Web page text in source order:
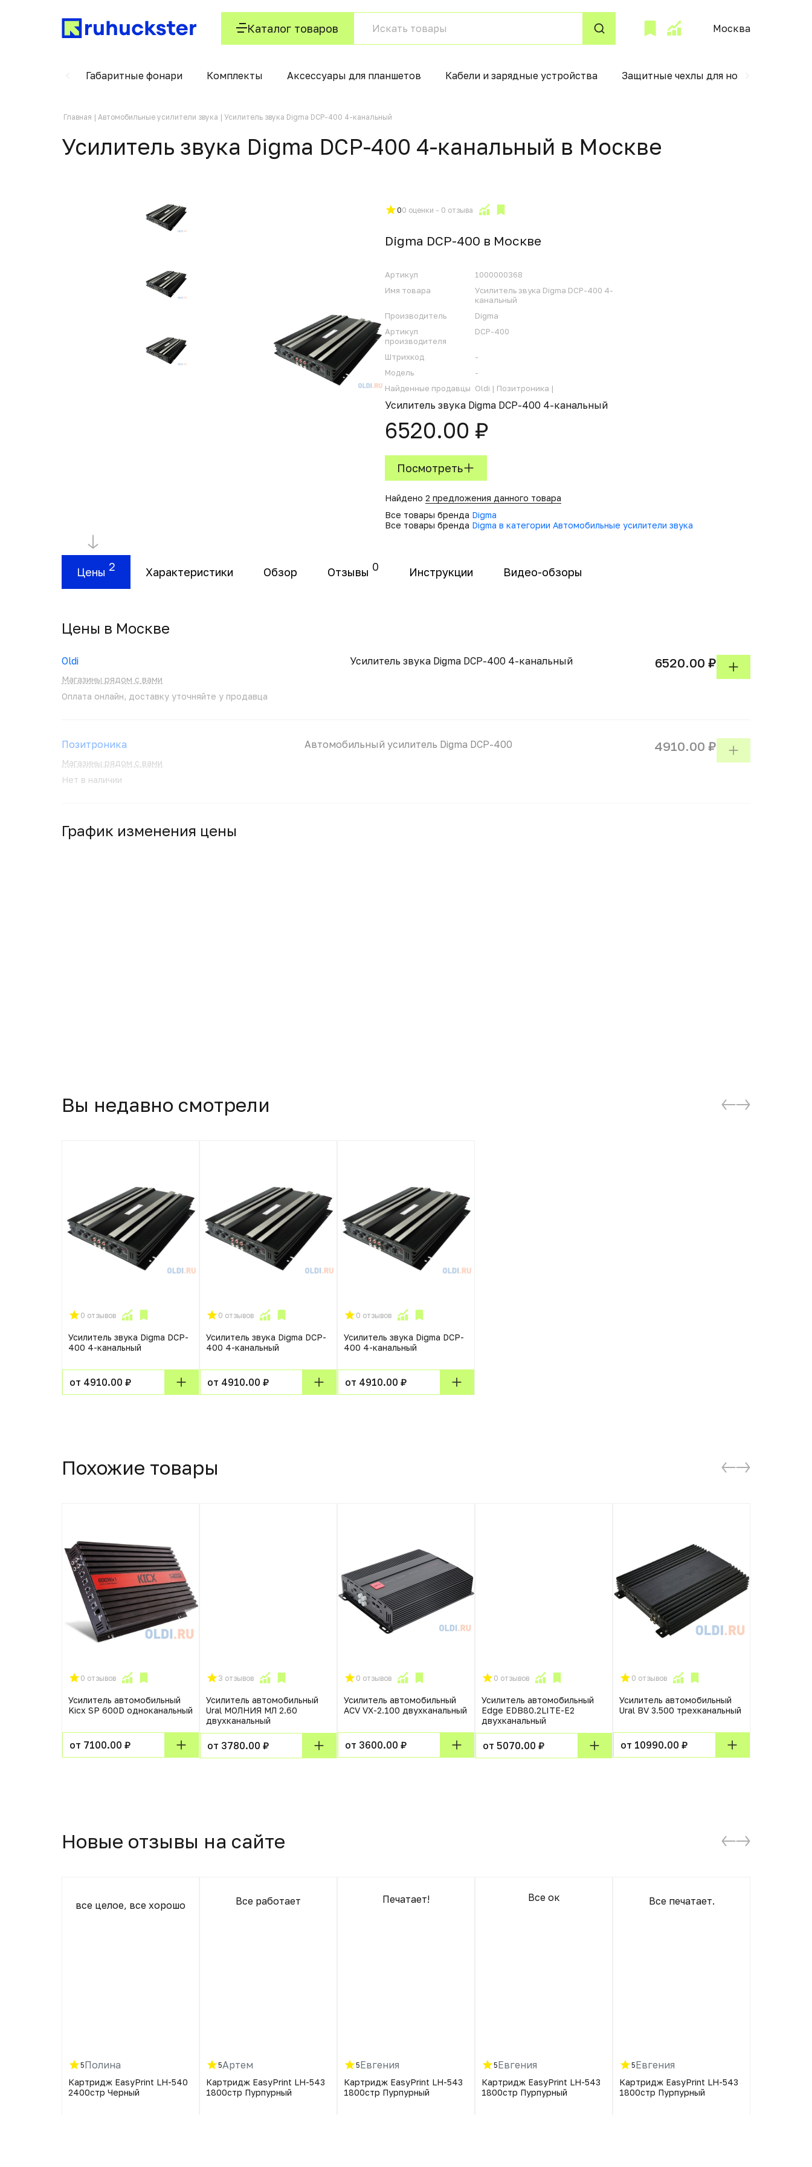
Каталог товаров Москва
Габаритные фонари Комплекты Аксессуары для планшетов Кабели и зарядные устройства Защитные чехлы для ножей
Главная Автомобильные усилители звука Усилитель звука Digma DCP-400 4-канальный
Усилитель звука Digma DCP-400 4-канальный в Москвe
00 оценки - 0 отзыва
Digma DCP-400 в Москвe
Артикул
1000000368
Имя товара
Усилитель звука Digma DCP-400 4-
канальный
Производитель
Digma
Артикул
производителя
DCP-400
Штрихкод
-
Модель
-
Найденные продавцы Oldi | Позитроника |
Усилитель звука Digma DCP-400 4-канальный
6520.00 ₽
Посмотреть
Найдено 2 предложения данного товара
Все товары бренда Digma
Все товары бренда Digma в категории Автомобильные усилители звука
Цены 2 Характеристики Обзор Отзывы 0 Инструкции Видео-обзоры
Цены в Москвe
Oldi
Магазины рядом с вами
Оплата онлайн, доставку уточняйте у продавца
Усилитель звука Digma DCP-400 4-канальный 6520.00 ₽
Позитроника
Магазины рядом с вами
Нет в наличии
Автомобильный усилитель Digma DCP-400 4910.00 ₽
График изменения цены
Вы недавно смотрели
0 отзывов
Усилитель звука Digma DCP-
400 4-канальный
от 4910.00 ₽
0 отзывов
Усилитель звука Digma DCP-
400 4-канальный
от 4910.00 ₽
0 отзывов
Усилитель звука Digma DCP-
400 4-канальный
от 4910.00 ₽
Похожие товары
0 отзывов
Усилитель автомобильный
Kicx SP 600D одноканальный
от 7100.00 ₽
3 отзывов
Усилитель автомобильный
Ural МОЛНИЯ МЛ 2.60
двухканальный
от 3780.00 ₽
0 отзывов
Усилитель автомобильный
ACV VX-2.100 двухканальный
от 3600.00 ₽
0 отзывов
Усилитель автомобильный
Edge EDB80.2LITE-E2
двухканальный
от 5070.00 ₽
0 отзывов
Усилитель автомобильный
Ural BV 3.500 трехканальный
от 10990.00 ₽
Новые отзывы на сайте
все целое, все хорошо
5Полина
Картридж EasyPrint LH-540
2400стр Черный
Все работает
5Артем
Картридж EasyPrint LH-543
1800стр Пурпурный
Печатает!
5Евгения
Картридж EasyPrint LH-543
1800стр Пурпурный
Все ок
5Евгения
Картридж EasyPrint LH-543
1800стр Пурпурный
Все печатает.
5Евгения
Картридж EasyPrint LH-543
1800стр Пурпурный